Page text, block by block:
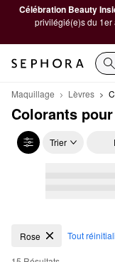
Célébration Beauty
privilégié(e)s du 1er
Maquillage Lèvres
Colorants
Trier
Colorants pour les
Rose Tout